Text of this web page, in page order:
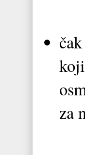
za